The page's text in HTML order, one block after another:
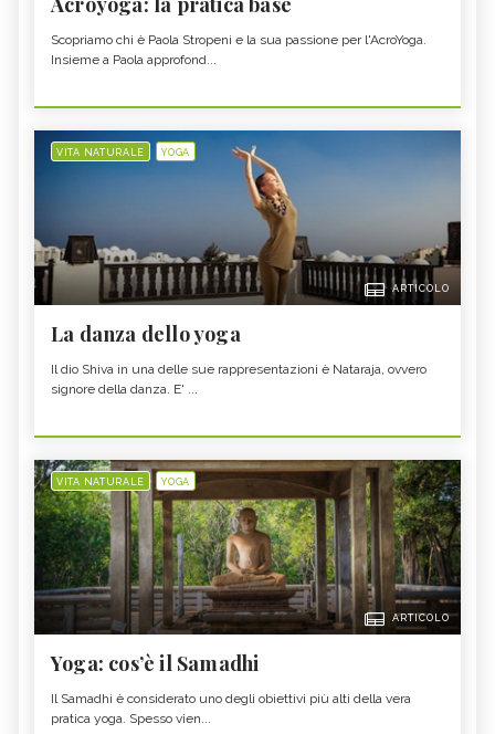
Scopriamo chi è Paola Stropeni e la sua passione per l'AcroYoga.
Insieme a Paola approfond...
VITA NATURALE YOGA
ARTICOLO
La danza dello yoga
Il dio Shiva in una delle sue rappresentazioni è Nataraja, ovvero
signore della danza. E' ...
VITA NATURALE YOGA
ARTICOLO
Yoga: cos’è il Samadhi
Il Samadhi è considerato uno degli obiettivi più alti della vera
pratica yoga. Spesso vien...